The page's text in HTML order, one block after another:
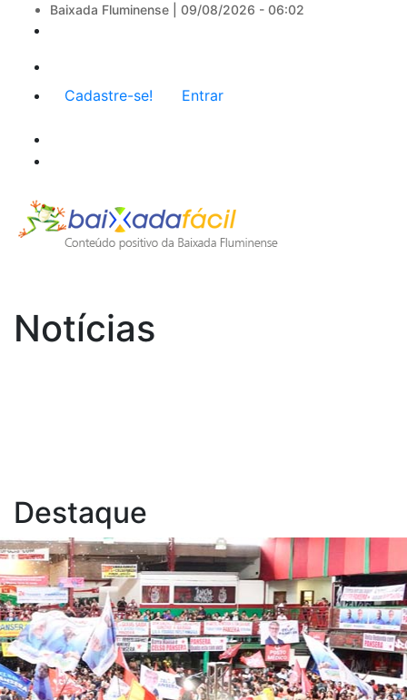
Baixada Fluminense | 09/08/2026 - 06:02
Menu
de
usuário
Cadastre-se! Entrar
Notícias
Destaque